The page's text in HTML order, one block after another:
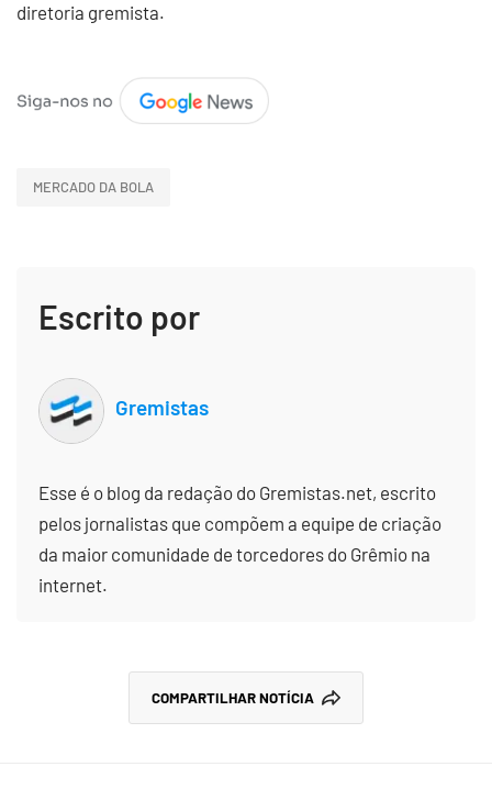
diretoria gremista.
MERCADO DA BOLA
Escrito por
Gremistas
Esse é o blog da redação do Gremistas.net, escrito
pelos jornalistas que compõem a equipe de criação
da maior comunidade de torcedores do Grêmio na
internet.
COMPARTILHAR NOTÍCIA